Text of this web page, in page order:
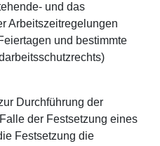
und das
Arbeitszeitregelungen
und bestimmte
Durchführung der
der Festsetzung eines
Festsetzung die